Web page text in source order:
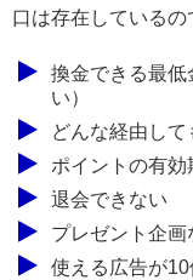
口は存在しているの
換金できる最低
い）
どんな経由し
ポイントの有効
退会できない
プレゼント企
使える広告が10